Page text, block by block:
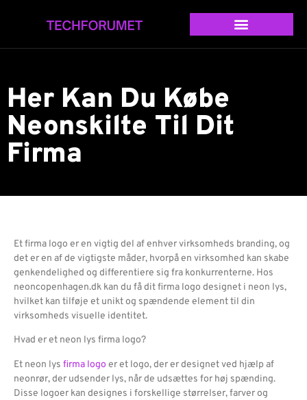
Her Kan Du Købe
Neonskilte Til Dit
Firma
Et firma logo er en vigtig del af enhver virksomheds branding, og
det er en af ​​de vigtigste måder, hvorpå en virksomhed kan skabe
genkendelighed og differentiere sig fra konkurrenterne. Hos
neoncopenhagen.dk kan du få dit firma logo designet i neon lys,
hvilket kan tilføje et unikt og spændende element til din
virksomheds visuelle identitet.
Hvad er et neon lys firma logo?
Et neon lys firma logo er et logo, der er designet ved hjælp af
neonrør, der udsender lys, når de udsættes for høj spænding.
Disse logoer kan designes i forskellige størrelser, farver og